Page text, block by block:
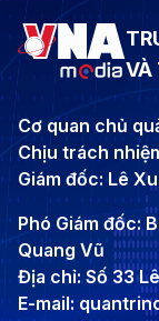
VÀ
Cơ quan chủ
Chịu trách
Giám đốc: Lê
Phó Giám đốc:
Quang Vũ
Địa chỉ: Số 33
E-mail: